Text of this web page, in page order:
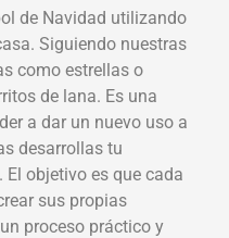
de Navidad utilizando
Siguiendo nuestras
como estrellas o
de lana. Es una
a dar un nuevo uso a
desarrollas tu
objetivo es que cada
sus propias
proceso práctico y